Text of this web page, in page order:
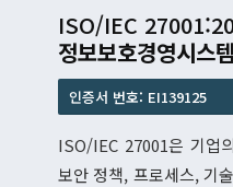
ISO/IEC
정보보호경영시스
인증서 번호: EI139125
ISO/IEC 27001은 기업
보안 정책, 프로세스, 기